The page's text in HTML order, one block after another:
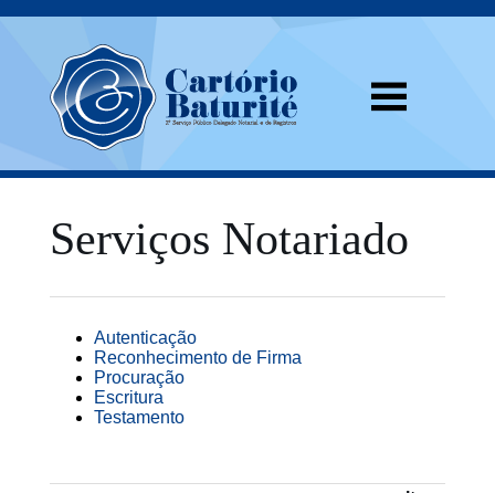
Serviços Notariado
Autenticação
Reconhecimento de Firma
Procuração
Escritura
Testamento